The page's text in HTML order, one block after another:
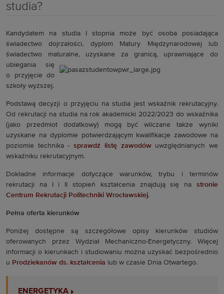
studia?
Kandydatem na studia I stopnia może być osoba posiadająca
świadectwo dojrzałości, dyplom Matury Międzynarodowej lub
świadectwo maturalne, uzyskane za granicą, uprawniające do
ubiegania się
o przyjęcie do
szkoły wyższej.
Podstawą decyzji o przyjęciu na studia jest wskaźnik rekrutacyjny.
Od rekrutacji na studia na rok akademicki 2022/2023 do wskaźnika
(jako przedmiot dodatkowy) mogą być wliczane także wyniki
uzyskane na dyplomie potwierdzającym kwalifikacje zawodowe na
poziomie technika -sprawdź listę zawodówuwzględnianych we
wskaźniku rekrutacyjnym.
Dokładne informacje dotyczące warunków, trybu i terminów
rekrutacji na I i II stopień kształcenia znajdują się na stronie
Centrum Rekrutacji Politechniki Wrocławskiej.
Pełna oferta kierunków
Poniżej dostępne są szczegółowe opisy kierunków studiów
oferowanych przez Wydział Mechaniczno-Energetyczny. Więcej
informacji o kierunkach i studiowaniu można uzyskać bezpośrednio
u Prodziekanów ds. kształcenia lub w czasie Dnia Otwartego.
ENERGETYKA